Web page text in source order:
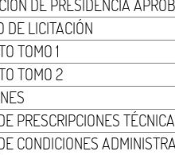
DE PRESIDENCIA
DE LICITACIÓN
TOMO 1
TOMO 2
PRESCRIPCIONES
CONDICIONES